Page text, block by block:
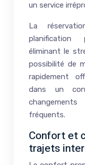
un service
La
planification
éliminant le
possibilité de
rapidement
dans un
fréquents.
Confort et
trajets